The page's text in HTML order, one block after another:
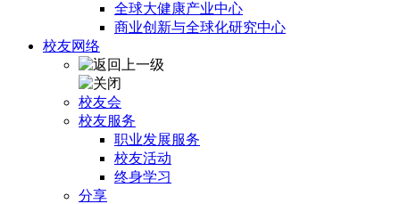
全球大健康产业中心
商业创新与全球化研究中心
校友网络
校友会
校友服务
职业发展服务
校友活动
终身学习
分享